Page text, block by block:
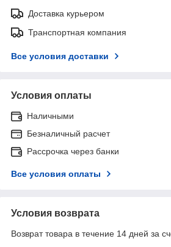
Доставка курьером
Транспортная компания
Все условия доставки
Условия оплаты
Наличными
Безналичный расчет
Рассрочка через банки
Все условия оплаты
Условия возврата
Возврат товара в течение 14 дней за